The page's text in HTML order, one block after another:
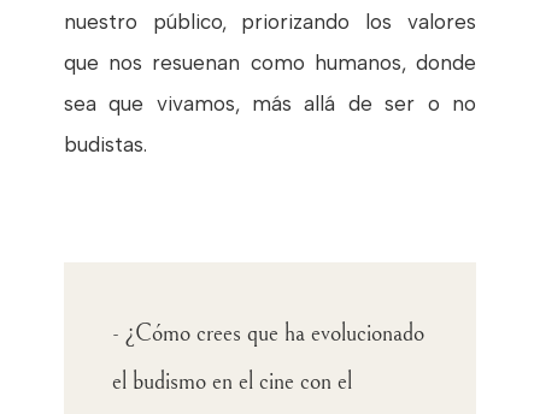
nuestro público, priorizando los valores
que nos resuenan como humanos, donde
sea que vivamos, más allá de ser o no
budistas.
- ¿Cómo crees que ha evolucionado
el budismo en el cine con el